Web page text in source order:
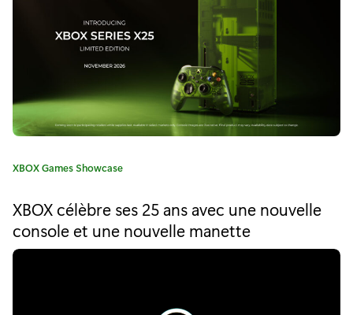
"
O
p
t
i
s
C
é
g
o
XBOX Games Showcase
XBOX célèbre ses 25 ans avec une nouvelle
console et une nouvelle manette